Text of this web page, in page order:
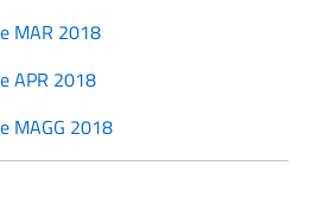
MAR 2018
APR 2018
MAGG 2018